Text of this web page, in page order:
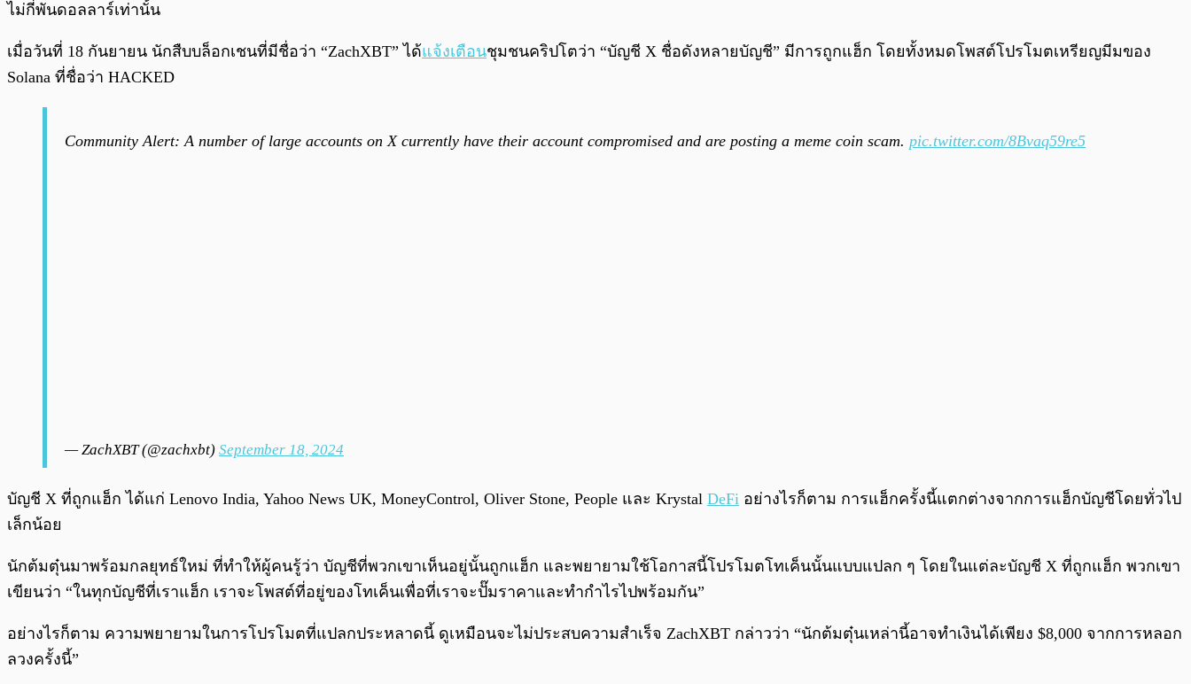
ไม่กี่พันดอลลาร์เท่านั้น
เมื่อวันที่ 18 กันยายน นักสืบบล็อกเชนที่มีชื่อว่า “ZachXBT” ได้แจ้งเตือนชุมชนคริปโตว่า “บัญชี X ชื่อดังหลายบัญชี” มีการถูกแฮ็ก โดยทั้งหมดโพสต์โปรโมตเหรียญมีมของ
Solana ที่ชื่อว่า HACKED
Community Alert: A number of large accounts on X currently have their account compromised and are posting a meme coin scam. pic.twitter.com/8Bvaq59re5
— ZachXBT (@zachxbt) September 18, 2024
บัญชี X ที่ถูกแฮ็ก ได้แก่ Lenovo India, Yahoo News UK, MoneyControl, Oliver Stone, People และ Krystal DeFi อย่างไรก็ตาม การแฮ็กครั้งนี้แตกต่างจากการแฮ็กบัญชีโดยทั่วไป
เล็กน้อย
นักต้มตุ๋นมาพร้อมกลยุทธ์ใหม่ ที่ทำให้ผู้คนรู้ว่า บัญชีที่พวกเขาเห็นอยู่นั้นถูกแฮ็ก และพยายามใช้โอกาสนี้โปรโมตโทเค็นนั้นแบบแปลก ๆ โดยในแต่ละบัญชี X ที่ถูกแฮ็ก พวกเขา
เขียนว่า “ในทุกบัญชีที่เราแฮ็ก เราจะโพสต์ที่อยู่ของโทเค็นเพื่อที่เราจะปั๊มราคาและทำกำไรไปพร้อมกัน”
อย่างไรก็ตาม ความพยายามในการโปรโมตที่แปลกประหลาดนี้ ดูเหมือนจะไม่ประสบความสำเร็จ ZachXBT กล่าวว่า “นักต้มตุ๋นเหล่านี้อาจทำเงินได้เพียง $8,000 จากการหลอก
ลวงครั้งนี้”